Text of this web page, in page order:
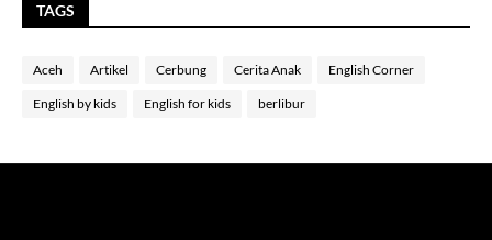
TAGS
Aceh Artikel Cerbung Cerita Anak English Corner
English by kids English for kids berlibur